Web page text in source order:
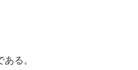
る。